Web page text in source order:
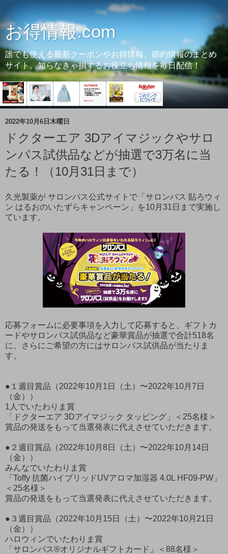
お得情報.com
誰でも使える最新クーポンやお得情報、節約情報のまとめ
サイト。知らなきゃ損するお役立ち情報を毎日配信！
2022年10月6日木曜日
ドクターエア 3Dアイマジックやサロ
ンパス試供品などが抽選で3万名に当
たる！（10月31日まで）
久光製薬が サロンパス公式サイトで「サロンパス 貼ろウィ
ン はるおのいたずらキャンペーン」を10月31日まで実施し
ています。
応募フォームに必要事項を入力して応募すると、ギフトカ
ードやサロンパス試供品など豪華賞品が抽選で合計518名
に、さらにご希望の方にはサロンパス試供品が当たりま
す。
●１週目賞品（2022年10月1日（土）〜2022年10月7日
（金））
1人でいたわりま賞
「ドクターエア 3Dアイマジック タッピング」＜25名様＞
賞品の発送をもって当選発表に代えさせていただきます。
●２週目賞品（2022年10月8日（土）〜2022年10月14日
（金））
みんなでいたわりま賞
「Toffy 抗菌ハイブリッドUVアロマ加湿器 4.0L HF09-PW」
＜25名様＞
賞品の発送をもって当選発表に代えさせていただきます。
●３週目賞品（2022年10月15日（土）〜2022年10月21日
（金））
ハロウィンでいたわりま賞
「サロンパス®オリジナルギフトカード」＜88名様＞